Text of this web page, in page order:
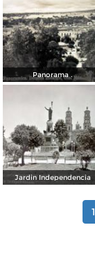
Panorama .
Jardin Independencia
1